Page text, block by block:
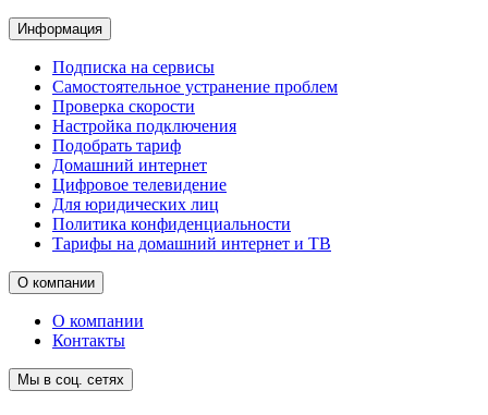
Информация
Подписка на сервисы
Самостоятельное устранение проблем
Проверка скорости
Настройка подключения
Подобрать тариф
Домашний интернет
Цифровое телевидение
Для юридических лиц
Политика конфиденциальности
Тарифы на домашний интернет и ТВ
О компании
О компании
Контакты
Мы в соц. сетях